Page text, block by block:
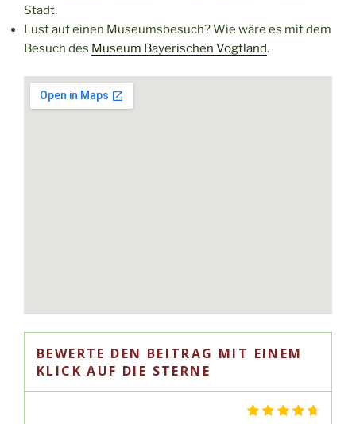
Stadt.
Lust auf einen Museumsbesuch? Wie wäre es mit dem
Besuch des Museum Bayerischen Vogtland.
BEWERTE DEN BEITRAG MIT EINEM
KLICK AUF DIE STERNE